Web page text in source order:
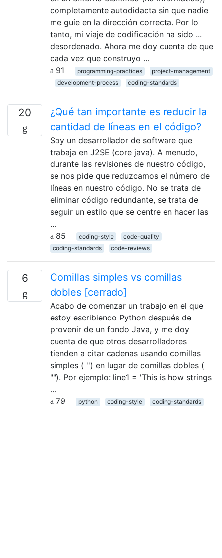
completamente autodidacta sin que nadie
me guíe en la dirección correcta. Por lo
tanto, mi viaje de codificación ha sido ...
desordenado. Ahora me doy cuenta de que
cada vez que construyo …
91
programming-practices
project-management
development-process
coding-standards
20
¿Qué tan importante es reducir la
cantidad de líneas en el código?
Soy un desarrollador de software que
trabaja en J2SE (core java). A menudo,
durante las revisiones de nuestro código,
se nos pide que reduzcamos el número de
líneas en nuestro código. No se trata de
eliminar código redundante, se trata de
seguir un estilo que se centre en hacer las
…
85
coding-style
code-quality
coding-standards
code-reviews
6
Comillas simples vs comillas
dobles [cerrado]
Acabo de comenzar un trabajo en el que
estoy escribiendo Python después de
provenir de un fondo Java, y me doy
cuenta de que otros desarrolladores
tienden a citar cadenas usando comillas
simples ( '') en lugar de comillas dobles (
""). Por ejemplo: line1 = 'This is how strings
…
79
python coding-style coding-standards